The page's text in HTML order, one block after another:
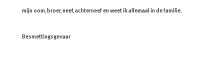
mijn oom, broer, neef, achterneef en weet ik allemaal in de familie.
Besmettingsgevaar